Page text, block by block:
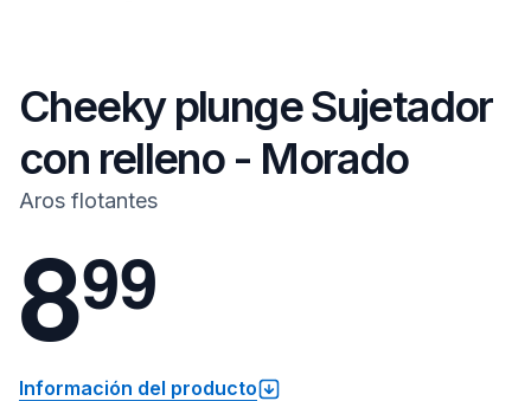
Cheeky plunge Sujetador
con relleno - Morado
Aros flotantes
899
Información del producto